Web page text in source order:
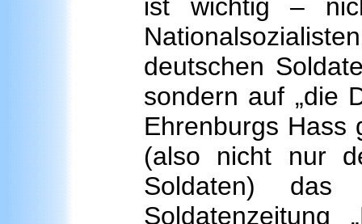
ist wichtig –
deutschen
sondern auf „die
Ehrenburgs Hass
(also nicht nur
Soldaten) das
Soldatenzeitung